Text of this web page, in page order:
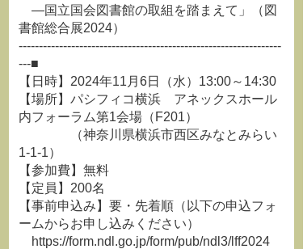
―国立国会図書館の取組を踏まえて」（図
書館総合展2024）
-----------------------------------------------------------------
---■
【日時】2024年11月6日（水）13:00～14:30
【場所】パシフィコ横浜 アネックスホール
内フォーラム第1会場（F201）
（神奈川県横浜市西区みなとみらい
1-1-1）
【参加費】無料
【定員】200名
【事前申込み】要・先着順（以下の申込フォ
ームからお申し込みください）
https://form.ndl.go.jp/form/pub/ndl3/lff2024